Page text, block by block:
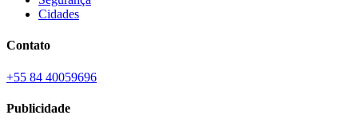
Cidades
Contato
+55 84 40059696
Publicidade